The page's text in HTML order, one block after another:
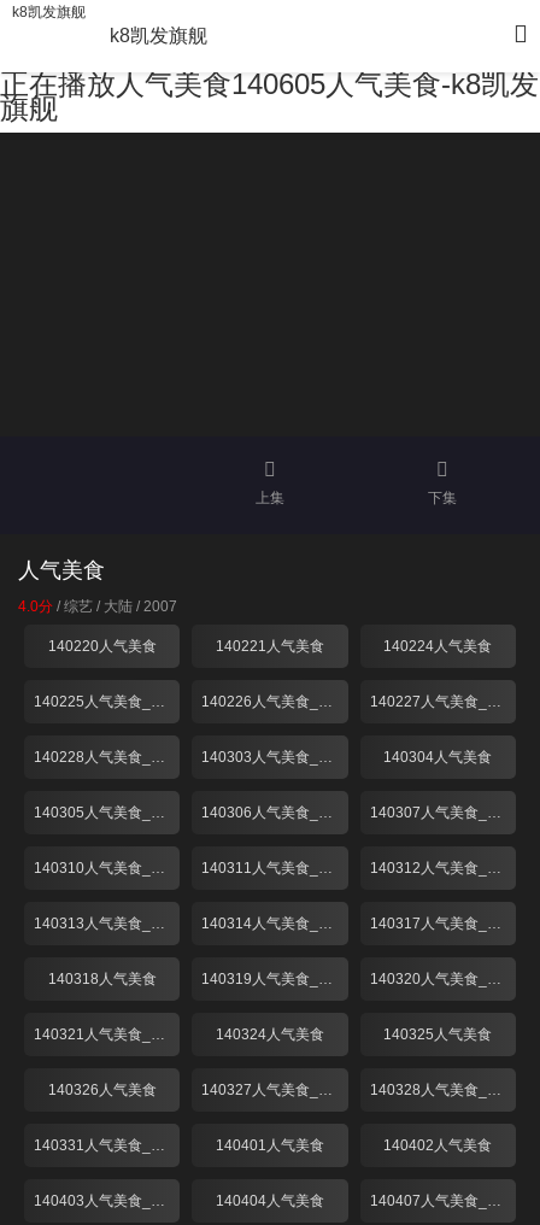
正在播放人气美食140605人气美食-k8凯发
旗舰
k8凯发旗舰
k8凯发旗舰
上集 下集
人气美食
4.0分 / 综艺 / 大陆 / 2007
140220人气美食 140221人气美食 140224人气美食
140225人气美食_001 140226人气美食_001 140227人气美食_001
140228人气美食_001 140303人气美食_001 140304人气美食
140305人气美食_001 140306人气美食_001 140307人气美食_001
140310人气美食_001 140311人气美食_001 140312人气美食_001
140313人气美食_001 140314人气美食_001 140317人气美食_001
140318人气美食 140319人气美食_001 140320人气美食_001
140321人气美食_001 140324人气美食 140325人气美食
140326人气美食 140327人气美食_001 140328人气美食_001
140331人气美食_001 140401人气美食 140402人气美食
140403人气美食_001 140404人气美食 140407人气美食_001